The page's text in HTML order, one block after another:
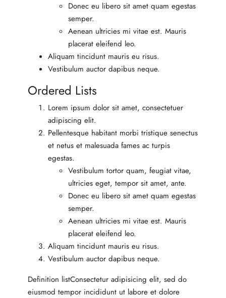
Donec eu libero sit amet quam egestas
semper.
Aenean ultricies mi vitae est. Mauris
placerat eleifend leo.
Aliquam tincidunt mauris eu risus.
Vestibulum auctor dapibus neque.
Ordered Lists
Lorem ipsum dolor sit amet, consectetuer
adipiscing elit.
Pellentesque habitant morbi tristique senectus
et netus et malesuada fames ac turpis
egestas.
Vestibulum tortor quam, feugiat vitae,
ultricies eget, tempor sit amet, ante.
Donec eu libero sit amet quam egestas
semper.
Aenean ultricies mi vitae est. Mauris
placerat eleifend leo.
Aliquam tincidunt mauris eu risus.
Vestibulum auctor dapibus neque.
Definition listConsectetur adipisicing elit, sed do
eiusmod tempor incididunt ut labore et dolore